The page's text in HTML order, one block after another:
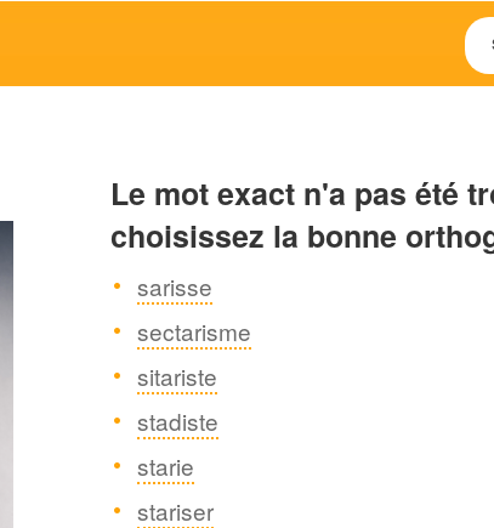
Le mot exact n'a pas été
choisissez la bonne
sarisse
sectarisme
sitariste
stadiste
starie
stariser